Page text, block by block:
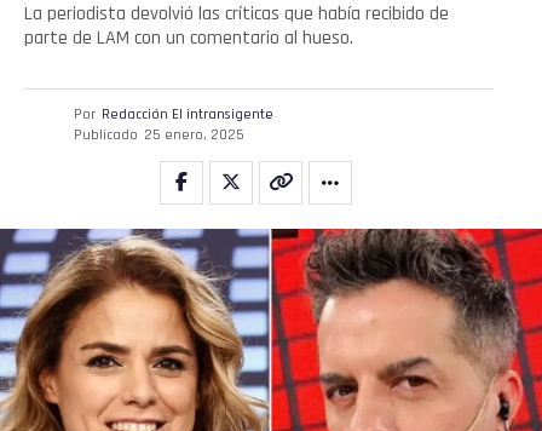
La periodista devolvió las críticas que había recibido de
parte de LAM con un comentario al hueso.
Por Redacción El intransigente
Publicado 25 enero, 2025